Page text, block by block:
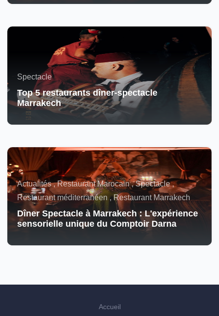
Spectacle
Top 5 restaurants dîner-spectacle
Marrakech
Actualités , Restaurant Marocain , Spectacle ,
Restaurant méditerranéen , Restaurant Marrakech
Dîner Spectacle à Marrakech : L'expérience
sensorielle unique du Comptoir Darna
Accueil